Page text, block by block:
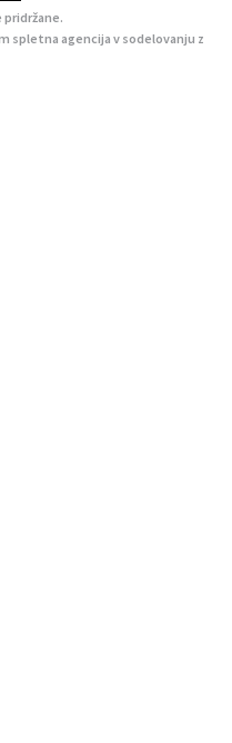
pridržane.
spletna agencijav sodelovanju z